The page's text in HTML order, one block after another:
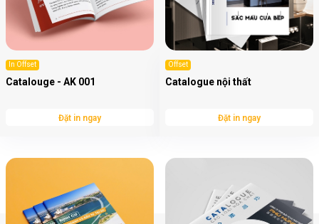
In Offset
Catalouge - AK 001
Đặt in ngay
Offset
Catalogue nội thất
Đặt in ngay